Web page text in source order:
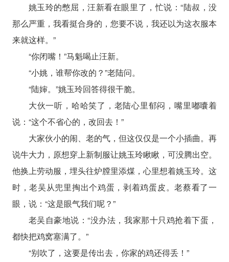
姚玉玲的憋屈，汪新看在眼里了，忙说：“陆叔，没
那么严重，我看挺合身的，您要不说，我还以为这衣服本
来就这样。”
“你闭嘴！”马魁喝止汪新。
“小姚，谁帮你改的？”老陆问。
“陆婶。”姚玉玲回答得很干脆。
大伙一听，哈哈笑了，老陆心里郁闷，嘴里嘟囔着
说：“这个不省心的，改回去！”
大家伙小的闹、老的气，但这仅仅是一个小插曲。再
说牛大力，原想穿上新制服让姚玉玲瞅瞅，可没腾出空。
他换上劳动服，埋头往炉膛里添煤，心里想着姚玉玲。这
时，老吴从兜里掏出个鸡蛋，剥着鸡蛋皮。老蔡看了一
眼，说：“这是眼气我们呢？”
老吴自豪地说：“没办法，我家那十只鸡抢着下蛋，
都快把鸡窝塞满了。”
“别吹了，这要是传出去，你家的鸡还得丢！”